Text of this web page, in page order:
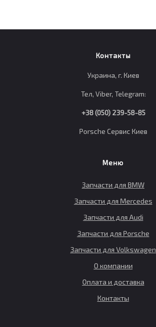
Контакты
Украина, г. Киев
Тел, Viber, Telegram:
+38 (050) 239-58-85
Porsche Сервис Киев
Меню
Запчасти для BMW
Запчасти для Mercedes
Запчасти для Audi
Запчасти для Porsche
Запчасти для Volkswagen
О компании
Оплата и доставка
Контакты